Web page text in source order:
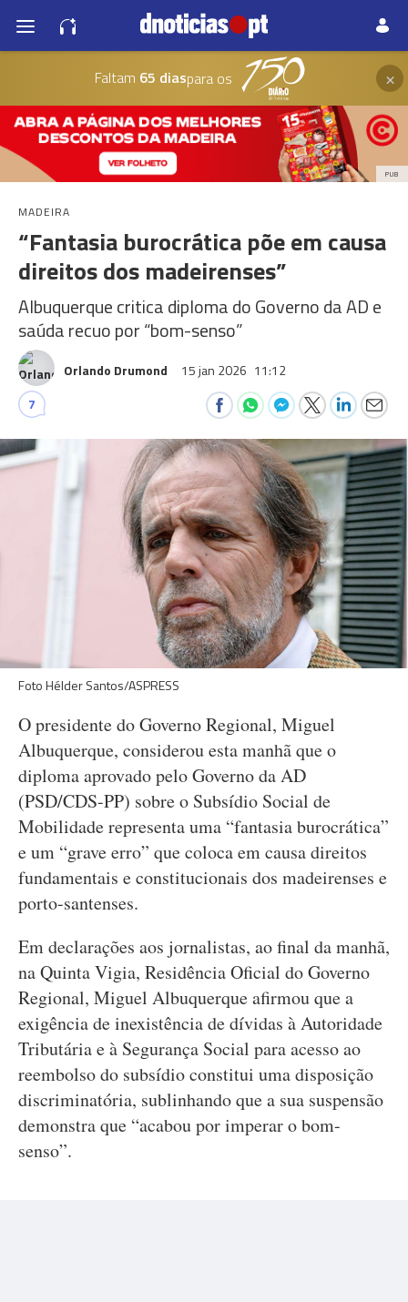
Faltam 65 diaspara os ×
PUB
MADEIRA
“Fantasia burocrática põe em causa
direitos dos madeirenses”
Albuquerque critica diploma do Governo da AD e
saúda recuo por “bom-senso”
Orlando Drumond 15 jan 2026 11:12
7
Foto Hélder Santos/ASPRESS
O presidente do Governo Regional, Miguel
Albuquerque, considerou esta manhã que o
diploma aprovado pelo Governo da AD
(PSD/CDS-PP) sobre o Subsídio Social de
Mobilidade representa uma “fantasia burocrática”
e um “grave erro” que coloca em causa direitos
fundamentais e constitucionais dos madeirenses e
porto-santenses.
Em declarações aos jornalistas, ao final da manhã,
na Quinta Vigia, Residência Oficial do Governo
Regional, Miguel Albuquerque afirmou que a
exigência de inexistência de dívidas à Autoridade
Tributária e à Segurança Social para acesso ao
reembolso do subsídio constitui uma disposição
discriminatória, sublinhando que a sua suspensão
demonstra que “acabou por imperar o bom-
senso”.